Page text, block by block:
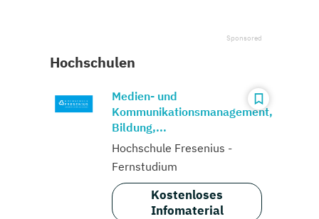
Hochschulen
Medien- und
Kommunikationsmanagement,
Bildung,...
Hochschule Fresenius -
Fernstudium
Kostenloses
Infomaterial